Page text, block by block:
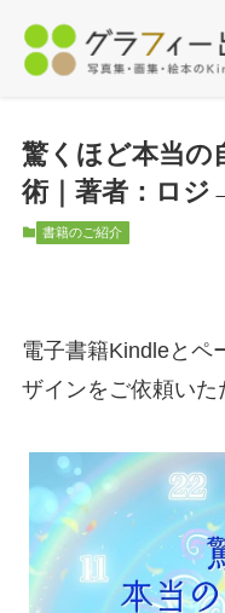
驚くほど本当の
術｜著者：ロジ
書籍のご紹介
電子書籍Kindleとペ
ザインをご依頼いた